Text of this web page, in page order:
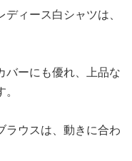
ィース白シャツは、
バーにも優れ、上品な
ラウスは、動きに合わ